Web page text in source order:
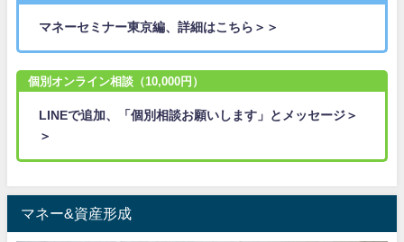
マネーセミナー東京編、詳細はこちら＞＞
個別オンライン相談（10,000円）
LINEで追加、「個別相談お願いします」とメッセージ＞
＞
マネー&資産形成